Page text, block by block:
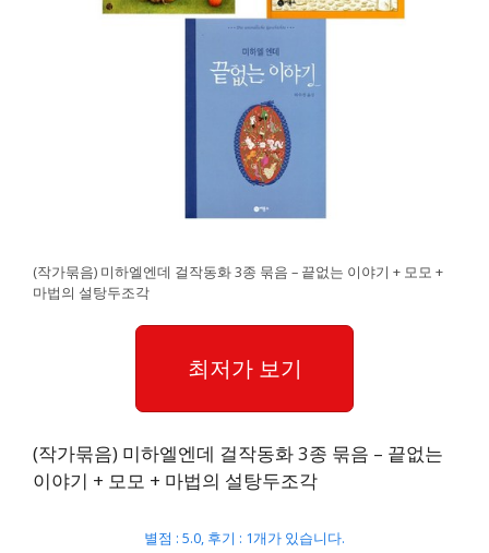
(작가묶음) 미하엘엔데 걸작동화 3종 묶음 – 끝없는 이야기 + 모모 +
마법의 설탕두조각
최저가 보기
(작가묶음) 미하엘엔데 걸작동화 3종 묶음 – 끝없는
이야기 + 모모 + 마법의 설탕두조각
별점 : 5.0, 후기 : 1개가 있습니다.